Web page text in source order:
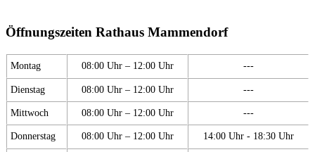
Öffnungszeiten Rathaus Mammendorf
Montag 08:00 Uhr – 12:00 Uhr ---
Dienstag 08:00 Uhr – 12:00 Uhr ---
Mittwoch 08:00 Uhr – 12:00 Uhr ---
Donnerstag 08:00 Uhr – 12:00 Uhr 14:00 Uhr - 18:30 Uhr